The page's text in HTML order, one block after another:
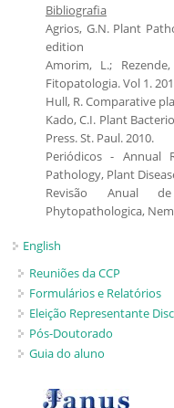
Bibliografia
Agrios, G.N. Plant
edition
Amorim, L.;
Fitopatologia. Vol 1.
Hull, R. Comparative
Kado, C.I. Plant
Press. St. Paul. 2010.
Periódicos - Annual
Pathology, Plant
Revisão Anual
Phytopathologica,
English
Reuniões da CCP
Formulários e Relatórios
Eleição Representante
Pós-Doutorado
Guia do aluno